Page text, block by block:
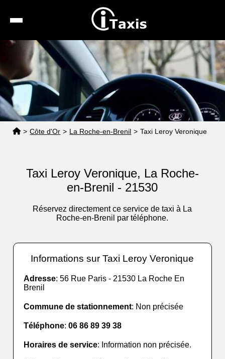
Recherche
Calcul de tarif
Taxis conventionnés
Espace pro
> Côte d'Or > La Roche-en-Brenil > Taxi Leroy Veronique
Taxi Leroy Veronique, La Roche-
en-Brenil - 21530
Réservez directement ce service de taxi à La
Roche-en-Brenil par téléphone.
Informations sur Taxi Leroy Veronique
Adresse: 56 Rue Paris - 21530 La Roche En
Brenil
Commune de stationnement: Non précisée
Téléphone:06 86 89 39 38
Horaires de service: Information non précisée.